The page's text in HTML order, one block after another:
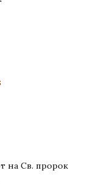
на Св. пророк